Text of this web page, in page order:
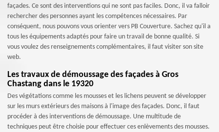
façades. Ce sont des interventions qui ne sont pas faciles. Donc, il va falloir
rechercher des personnes ayant les compétences nécessaires. Par
conséquent, nous pouvons vous orienter vers PB Couverture. Sachez qu'il a
tous les équipements adaptés pour faire un travail de bonne qualité. Si
vous voulez des renseignements complémentaires, il faut visiter son site
web.
Les travaux de démoussage des façades à Gros
Chastang dans le 19320
Des végétations comme les mousses et les lichens peuvent se développer
sur les murs extérieurs des maisons à l'image des façades. Donc, il faut
procéder à des interventions de démoussage. Une multitude de
techniques peut être choisie pour effectuer ces enlèvements des mousses.